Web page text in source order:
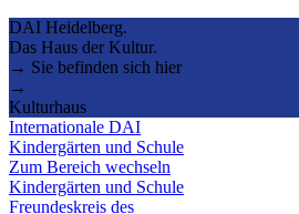
DAI Heidelberg.
Das Haus der Kultur.
→ Sie befinden sich hier
→
Kulturhaus
Internationale DAI
Kindergärten und Schule
Zum Bereich wechseln
Kindergärten und Schule
Freundeskreis des